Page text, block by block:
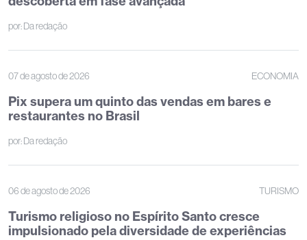
por:Da redação
07 de agosto de 2026 ECONOMIA
Pix supera um quinto das vendas em bares e
restaurantes no Brasil
por:Da redação
06 de agosto de 2026 TURISMO
Turismo religioso no Espírito Santo cresce
impulsionado pela diversidade de experiências